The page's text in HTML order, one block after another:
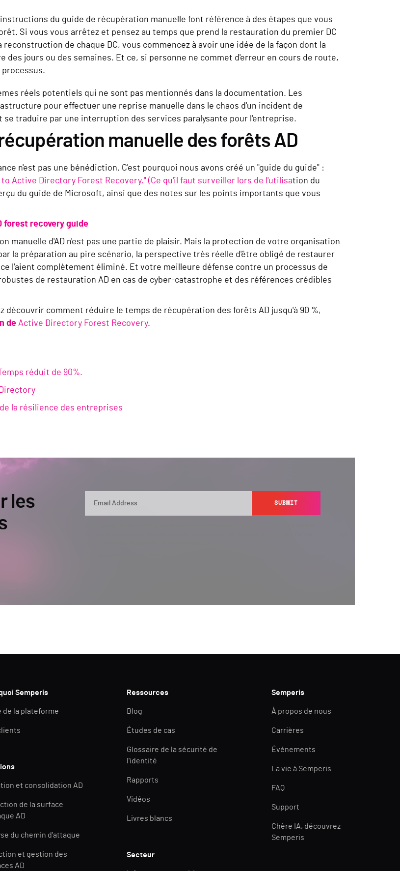
du guide de récupération manuelle font référence à des étapes que vous
Si vous vous arrêtez et pensez au temps que prend la restauration du premier DC
de chaque DC, vous commencez à avoir une idée de la façon dont la
jours ou des semaines. Et ce, si personne ne commet d'erreur en cours de route,
processus.
réels potentiels qui ne sont pas mentionnés dans la documentation. Les
pour effectuer une reprise manuelle dans le chaos d'un incident de
traduire par une interruption des services paralysante pour l'entreprise.
manuelle des forêts AD
n'est pas une bénédiction. C'est pourquoi nous avons créé un "guide du guide" :
Active Directory Forest Recovery." (Ce qu'il faut surveiller lors de l'utilisation du
du guide de Microsoft, ainsi que des notes sur les points importants que vous
forest recovery guide
manuelle d'AD n'est pas une partie de plaisir. Mais la protection de votre organisation
la préparation au pire scénario, la perspective très réelle d'être obligé de restaurer
l'aient complètement éliminé. Et votre meilleure défense contre un processus de
de restauration AD en cas de cyber-catastrophe et des références crédibles
découvrir comment réduire le temps de récupération des forêts AD jusqu'à 90 %,
de Active Directory Forest Recovery.
réduit de 90%.
la résilience des entreprises
les
SUBMIT
Semperis
de la plateforme
et consolidation AD
de la surface
AD
du chemin d'attaque
et gestion des
AD
Ressources
Blog
Études de cas
Glossaire de la sécurité de
l'identité
Rapports
Vidéos
Livres blancs
Secteur
Semperis
À propos de nous
Carrières
Événements
La vie à Semperis
FAQ
Support
Chère IA, découvrez
Semperis